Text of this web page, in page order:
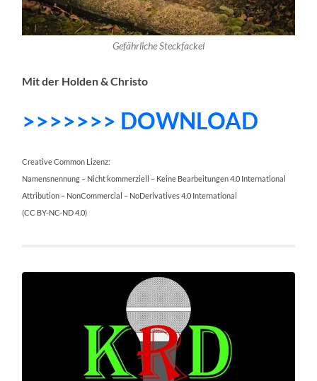
Gefährliche Steckfackel
Mit der Holden & Christo
>>>>>>> DOWNLOAD
Creative Common Lizenz:
Namensnennung – Nicht kommerziell – Keine Bearbeitungen 4.0 International
Attribution – NonCommercial – NoDerivatives 4.0 International
(CC BY-NC-ND 4.0)